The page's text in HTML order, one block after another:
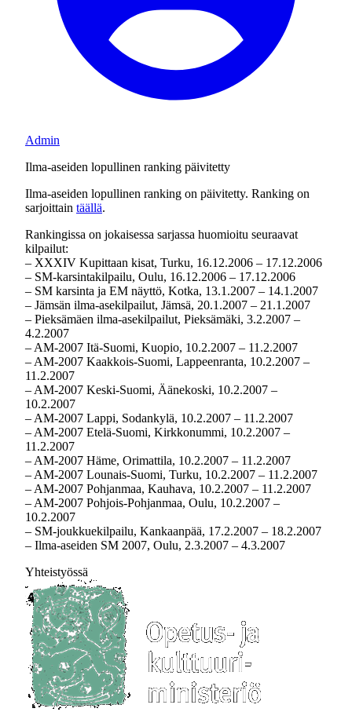
Admin
Ilma-aseiden lopullinen ranking päivitetty
Ilma-aseiden lopullinen ranking on päivitetty. Ranking on
sarjoittain täällä.
Rankingissa on jokaisessa sarjassa huomioitu seuraavat
kilpailut:
– XXXIV Kupittaan kisat, Turku, 16.12.2006 – 17.12.2006
– SM-karsintakilpailu, Oulu, 16.12.2006 – 17.12.2006
– SM karsinta ja EM näyttö, Kotka, 13.1.2007 – 14.1.2007
– Jämsän ilma-asekilpailut, Jämsä, 20.1.2007 – 21.1.2007
– Pieksämäen ilma-asekilpailut, Pieksämäki, 3.2.2007 –
4.2.2007
– AM-2007 Itä-Suomi, Kuopio, 10.2.2007 – 11.2.2007
– AM-2007 Kaakkois-Suomi, Lappeenranta, 10.2.2007 –
11.2.2007
– AM-2007 Keski-Suomi, Äänekoski, 10.2.2007 –
10.2.2007
– AM-2007 Lappi, Sodankylä, 10.2.2007 – 11.2.2007
– AM-2007 Etelä-Suomi, Kirkkonummi, 10.2.2007 –
11.2.2007
– AM-2007 Häme, Orimattila, 10.2.2007 – 11.2.2007
– AM-2007 Lounais-Suomi, Turku, 10.2.2007 – 11.2.2007
– AM-2007 Pohjanmaa, Kauhava, 10.2.2007 – 11.2.2007
– AM-2007 Pohjois-Pohjanmaa, Oulu, 10.2.2007 –
10.2.2007
– SM-joukkuekilpailu, Kankaanpää, 17.2.2007 – 18.2.2007
– Ilma-aseiden SM 2007, Oulu, 2.3.2007 – 4.3.2007
Yhteistyössä